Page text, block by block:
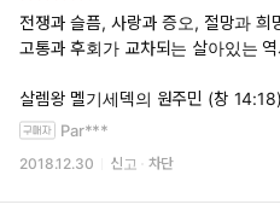
전쟁과 슬픔, 사랑과 증오, 절망과
고통과 후회가 교차되는 살아있는
살렘왕 멜기세덱의 원주민 (창
삼하 5:6) - 3000년전 다윗의 통일
스라엘 점령 (BC 721) - 바빌로니아
유수 (- BC 539) - 헬레니즘의 영향
: 안티오크스 4세, 마카비 전쟁, 하
Par***
2018.12.30 신고 차단